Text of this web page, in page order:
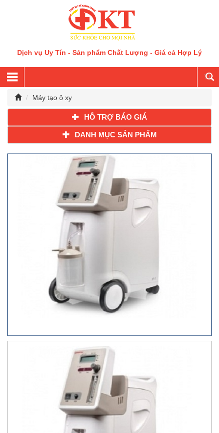
Dịch vụ Uy Tín - Sản phẩm Chất Lượng - Giá cả Hợp Lý
Máy tạo ô xy
HỖ TRỢ BÁO GIÁ
DANH MỤC SẢN PHẨM